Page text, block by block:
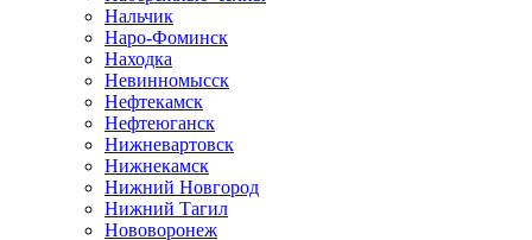
Нальчик
Наро-Фоминск
Находка
Невинномысск
Нефтекамск
Нефтеюганск
Нижневартовск
Нижнекамск
Нижний Новгород
Нижний Тагил
Нововоронеж